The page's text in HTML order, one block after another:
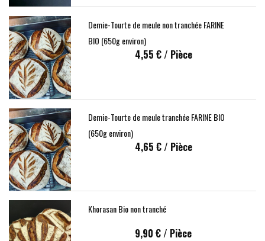
Demie-Tourte de meule non tranchée FARINE
BIO (650g environ)
4,55 €/ Pièce
Demie-Tourte de meule tranchée FARINE BIO
(650g environ)
4,65 €/ Pièce
Khorasan Bio non tranché
9,90 €/ Pièce